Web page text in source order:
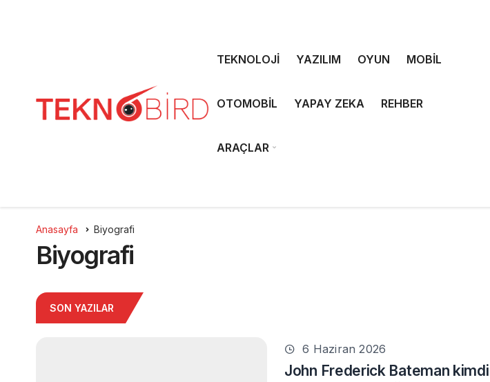
TEKNOLOJİ YAZILIM OYUN MOBİL
OTOMOBİL YAPAY ZEKA REHBER
ARAÇLAR
Anasayfa Biyografi
Biyografi
SON YAZILAR
6 Haziran 2026
John Frederick Bateman